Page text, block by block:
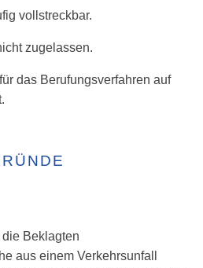
vollstreckbar.
zugelassen.
das Berufungsverfahren auf
Beklagten
aus einem Verkehrsunfall